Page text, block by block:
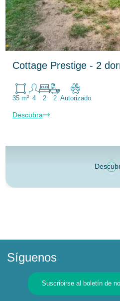
Cottage Prestige - 2
35 m² 4 2 2 Autorizado
Descubra
Síguenos
Suscribirse al boletín de